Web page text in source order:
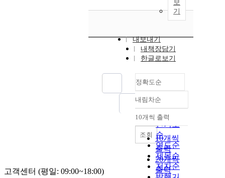
보
기
내보내기
내책장담기
한글로보기
정확도순
정확도
순
인기도
순
연도순
제목순
저자순
내림차순
내림차순
10개씩 출력
10개씩
출력
20개씩
출력
조회
고객센터 (평일: 09:00~18:00)